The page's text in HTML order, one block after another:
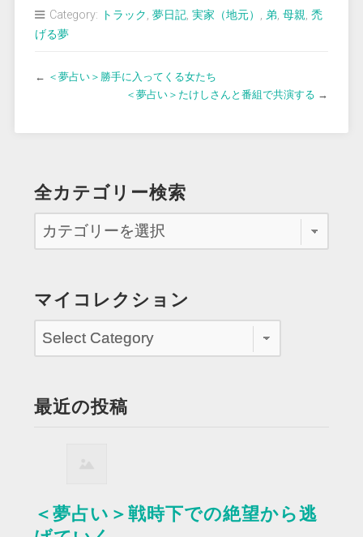
Category: トラック, 夢日記, 実家（地元） , 弟, 母親, 禿
げる夢
← ＜夢占い＞勝手に入ってくる女たち
＜夢占い＞たけしさんと番組で共演する →
全カテゴリー検索
マイコレクション
最近の投稿
＜夢占い＞戦時下での絶望から逃